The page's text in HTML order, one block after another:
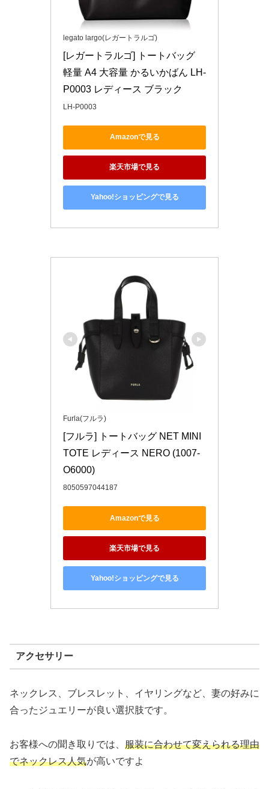
legato largo(レガートラルゴ)
[レガートラルゴ] トートバッグ
軽量 A4 大容量 かるいかばん LH-
P0003 レディース ブラック
LH-P0003
Amazonで見る
楽天市場で見る
Yahoo!ショッピングで見る
Furla(フルラ)
[フルラ] トートバッグ NET MINI
TOTE レディース NERO (1007-
O6000)
8050597044187
Amazonで見る
楽天市場で見る
Yahoo!ショッピングで見る
アクセサリー
ネックレス、ブレスレット、イヤリングなど、妻の好みに
合ったジュエリーが良い選択肢です。
お客様への聞き取りでは、 服装に合わせて変えられる理由
でネックレス人気が高いですよ